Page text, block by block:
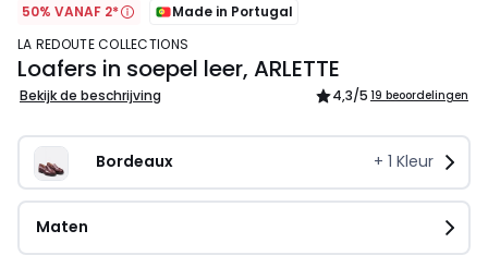
50% VANAF 2*
Made in Portugal
LA REDOUTE COLLECTIONS
Loafers in soepel leer, ARLETTE
Bekijk de beschrijving 4,3/5 19 beoordelingen
Bordeaux + 1 Kleur
Maten